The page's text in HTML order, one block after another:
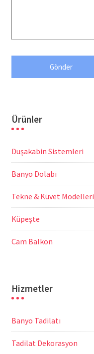
Ürünler
Duşakabin Sistemleri
Banyo Dolabı
Tekne & Küvet Modelleri
Küpeşte
Cam Balkon
Hizmetler
Banyo Tadilatı
Tadilat Dekorasyon